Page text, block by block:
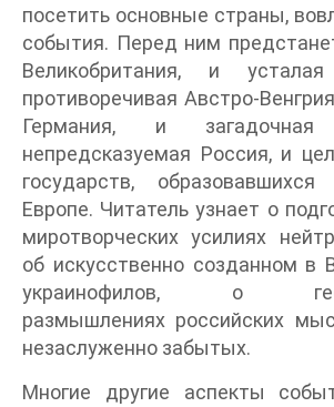
посетить основные страны,
события. Перед ним
Великобритания, и
противоречивая Австро-
Германия, и
непредсказуемая Россия, и
государств,
Европе. Читатель узнает о
миротворческих усилиях
об искусственно созданном в
украинофилов, о
размышлениях российских
незаслуженно забытых.
Многие другие аспекты